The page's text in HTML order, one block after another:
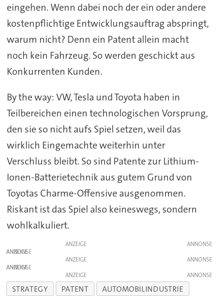
eingehen. Wenn dabei noch der ein oder andere
kostenpflichtige Entwicklungsauftrag abspringt,
warum nicht? Denn ein Patent allein macht
noch kein Fahrzeug. So werden geschickt aus
Konkurrenten Kunden.
By the way: VW, Tesla und Toyota haben in
Teilbereichen einen technologischen Vorsprung,
den sie so nicht aufs Spiel setzen, weil das
wirklich Eingemachte weiterhin unter
Verschluss bleibt. So sind Patente zur Lithium-
Ionen-Batterietechnik aus gutem Grund von
Toyotas Charme-Offensive ausgenommen.
Riskant ist das Spiel also keineswegs, sondern
wohlkalkuliert.
ANZEIGE
ANZEIGE
ANZEIGE
ANZEIGE
ANZEIGE
STRATEGY PATENT AUTOMOBILINDUSTRIE